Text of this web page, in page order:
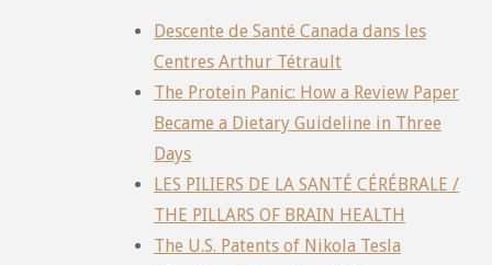
Descente de Santé Canada dans les
Centres Arthur Tétrault
The Protein Panic: How a Review Paper
Became a Dietary Guideline in Three
Days
LES PILIERS DE LA SANTÉ CÉRÉBRALE /
THE PILLARS OF BRAIN HEALTH
The U.S. Patents of Nikola Tesla